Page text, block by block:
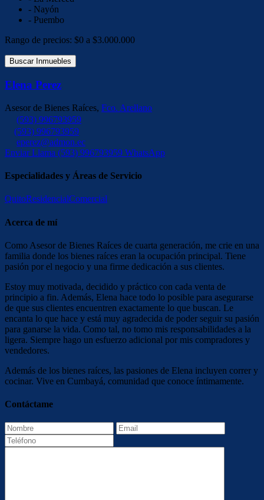
- Nayón
- Puembo
Rango de precios: $0 a $3.000.000
Buscar Inmuebles
Elena Perez
Asesor de Bienes Raíces, Fco. Arellano
(593) 996793959
(593) 996793959
eperez@admon.ec
EnviarLlama (593) 996793959 WhatsApp
Especialidades y Áreas de Servicio
QuitoResidencialComercial
Acerca de mí
Como Asesor de Bienes Raíces de cuarta generación, me crie en una
familia donde los bienes raíces eran la ocupación principal. Tiene
pasión por el negocio y una firme dedicación a sus clientes.
Estoy muy motivada, decidido y práctico con cada venta de
principio a fin. Además, Elena hace todo lo posible para asegurarse
de que sus clientes encuentren exactamente lo que buscan. Le
encanta lo que hace y está muy agradecida de poder seguir su pasión
para ganarse la vida. Como tal, no tomo mis responsabilidades a la
ligera. Siempre hago un esfuerzo adicional por mis compradores y
vendedores.
Además de los bienes raíces, las pasiones de Elena incluyen correr y
cocinar. Vive en Cumbayá, comunidad que conoce íntimamente.
Contáctame